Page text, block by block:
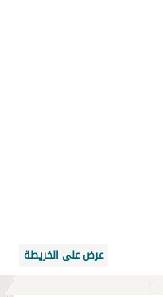
عرض على الخريطة